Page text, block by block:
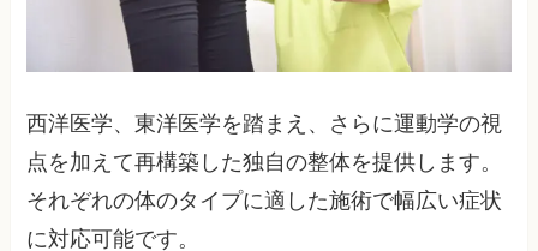
西洋医学、東洋医学を踏まえ、さらに運動学の視
点を加えて再構築した独自の整体を提供します。
それぞれの体のタイプに適した施術で幅広い症状
に対応可能です。